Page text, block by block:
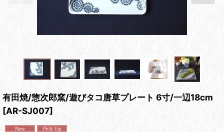
有田焼/惣次郎窯/遊びタコ唐草プレート 6寸/一辺18cm
[AR-SJ007]